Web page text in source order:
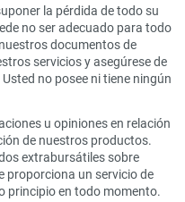
la pérdida de todo su
no ser adecuado para todo
documentos de
servicios y asegúrese de
no posee ni tiene ningún
u opiniones en relación
de nuestros productos.
extrabursátiles sobre
proporciona un servicio de
principio en todo momento.